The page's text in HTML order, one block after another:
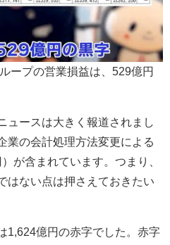
ープの営業損益は、529億円
ュースは大きく報道されまし
業の会計処理方法変更による
が含まれています。つまり、
はない点は押さえておきたい
1,624億円の赤字でした。赤字